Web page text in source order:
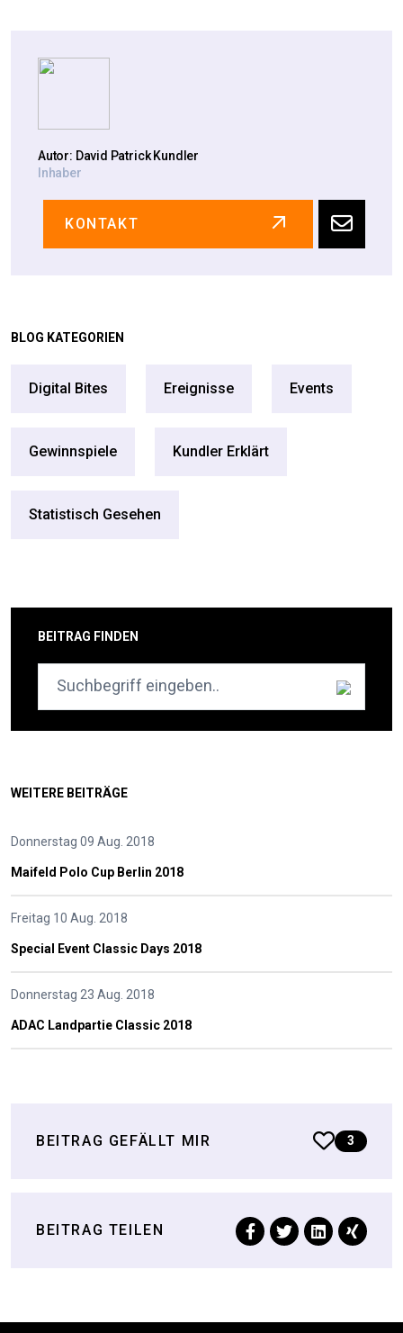
Autor: David Patrick Kundler
Inhaber
KONTAKT
BLOG KATEGORIEN
Digital Bites Ereignisse Events
Gewinnspiele Kundler Erklärt
Statistisch Gesehen
BEITRAG FINDEN
WEITERE BEITRÄGE
Donnerstag 09 Aug. 2018
Maifeld Polo Cup Berlin 2018
Freitag 10 Aug. 2018
Special Event Classic Days 2018
Donnerstag 23 Aug. 2018
ADAC Landpartie Classic 2018
BEITRAG GEFÄLLT MIR 3
BEITRAG TEILEN